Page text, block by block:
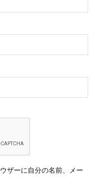
ザーに自分の名前、メー